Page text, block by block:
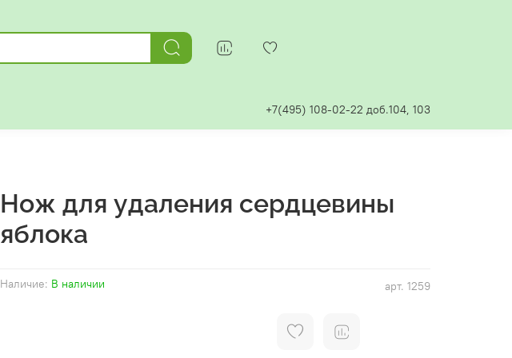
+7(495) 108-02-22 доб.104, 103
арт. 1259
Наличие: В наличии
Нож для удаления сердцевины
яблока